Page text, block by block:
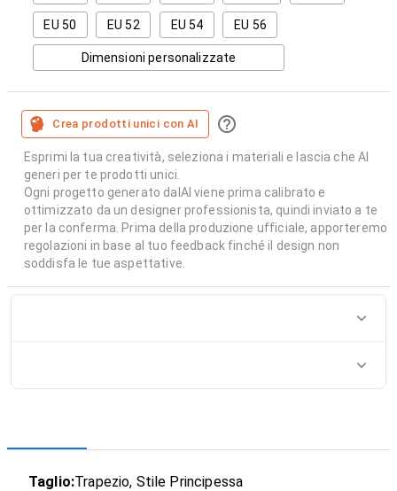
EU 50 EU 52 EU 54 EU 56
Dimensioni personalizzate
Crea prodotti unici con AI
Esprimi la tua creatività, seleziona i materiali e lascia che AI
generi per te prodotti unici.
Ogni progetto generato dalAI viene prima calibrato e
ottimizzato da un designer professionista, quindi inviato a te
per la conferma. Prima della produzione ufficiale, apporteremo
regolazioni in base al tuo feedback finché il design non
soddisfa le tue aspettative.
Taglio:Trapezio, Stile Principessa